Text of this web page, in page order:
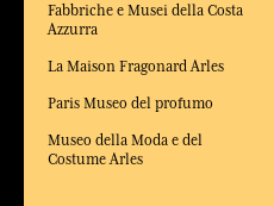
Fabbriche e Musei della Costa
Azzurra
La Maison Fragonard Arles
Paris Museo del profumo
Museo della Moda e del
Costume Arles